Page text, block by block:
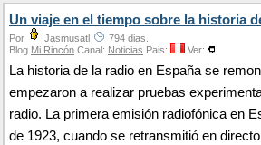
Un viaje en el tiempo sobre la historia
Por Jasmusatl
794 dias.
Blog Mi Rincón Canal: Noticias Pais: Ver:
La historia de la radio en España se
empezaron a realizar pruebas
radio. La primera emisión radiofónica en
de 1923, cuando se retransmitió en